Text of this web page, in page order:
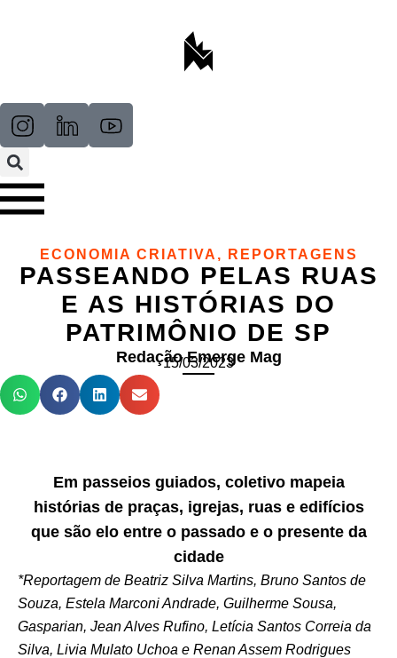
ECONOMIA CRIATIVA , REPORTAGENS
PASSEANDO PELAS RUAS
E AS HISTÓRIAS DO
PATRIMÔNIO DE SP
Redação Emerge Mag
15/03/2023
Em passeios guiados, coletivo mapeia
histórias de praças, igrejas, ruas e edifícios
que são elo entre o passado e o presente da
cidade
*Reportagem de Beatriz Silva Martins, Bruno Santos de
Souza, Estela Marconi Andrade, Guilherme Sousa,
Gasparian, Jean Alves Rufino, Letícia Santos Correia da
Silva, Livia Mulato Uchoa e Renan Assem Rodrigues